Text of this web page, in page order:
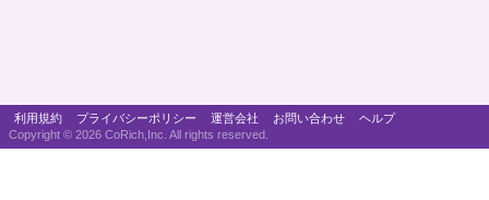
利用規約 プライバシーポリシー 運営会社 お問い合わせ
ヘルプ
Copyright © 2026 CoRich,Inc. All rights reserved.